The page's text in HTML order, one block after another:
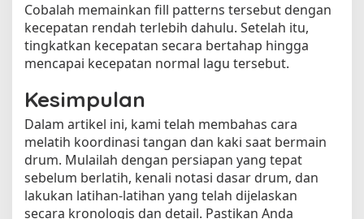
Cobalah memainkan fill patterns tersebut dengan
kecepatan rendah terlebih dahulu. Setelah itu,
tingkatkan kecepatan secara bertahap hingga
mencapai kecepatan normal lagu tersebut.
Kesimpulan
Dalam artikel ini, kami telah membahas cara
melatih koordinasi tangan dan kaki saat bermain
drum. Mulailah dengan persiapan yang tepat
sebelum berlatih, kenali notasi dasar drum, dan
lakukan latihan-latihan yang telah dijelaskan
secara kronologis dan detail. Pastikan Anda